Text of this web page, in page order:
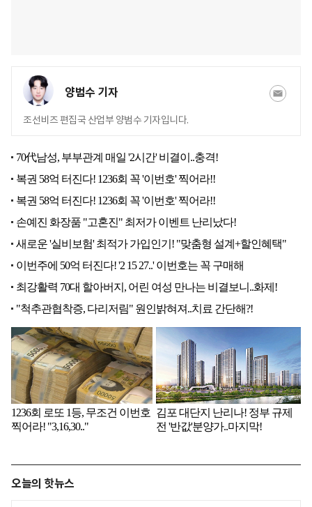
양범수 기자
조선비즈 편집국 산업부 양범수 기자입니다.
오늘의 핫뉴스